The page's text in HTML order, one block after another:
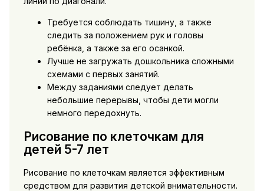
Требуется соблюдать тишину, а также
следить за положением рук и головы
ребёнка, а также за его осанкой.
Лучше не загружать дошкольника сложными
схемами с первых занятий.
Между заданиями следует делать
небольшие перерывы, чтобы дети могли
немного передохнуть.
Рисование по клеточкам для
детей 5-7 лет
Рисование по клеточкам является эффективным
средством для развития детской внимательности.